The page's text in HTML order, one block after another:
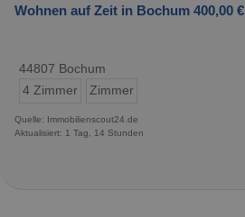
Wohnen auf Zeit in Bochum 400,00 €
44807 Bochum
4 Zimmer
Zimmer
Quelle: Immobilienscout24.de
Aktualisiert: 1 Tag, 14 Stunden